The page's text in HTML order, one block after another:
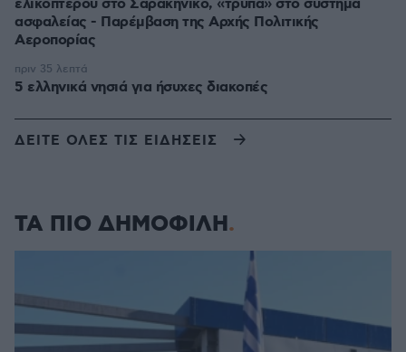
ελικοπτέρου στο Σαρακήνικο, «τρύπα» στο σύστημα
ασφαλείας - Παρέμβαση της Αρχής Πολιτικής
Αεροπορίας
5 ελληνικά νησιά για ήσυχες διακοπές
πριν 35 λεπτά
ΔΕΙΤΕ ΟΛΕΣ ΤΙΣ ΕΙΔΗΣΕΙΣ
ΤΑ ΠΙΟ ΔΗΜΟΦΙΛΗ